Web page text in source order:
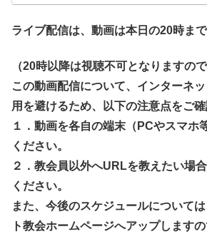
ライブ配信は、動画は本日の20時まで
（20時以降は視聴不可となりますの
この動画配信について、インターネ
用を避けるため、以下の注意点をご確
１．動画を各自の端末（PCやスマホ
ください。
２．教会員以外へURLを教えたい場
ください。
また、今後のスケジュールについて
ト教会ホームページへアップします